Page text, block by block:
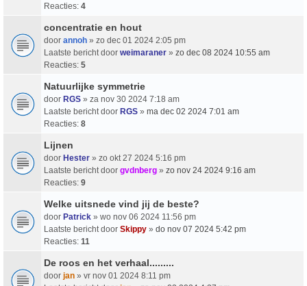
Reacties: 4
concentratie en hout
door annoh » zo dec 01 2024 2:05 pm
Laatste bericht door weimaraner » zo dec 08 2024 10:55 am
Reacties: 5
Natuurlijke symmetrie
door RGS » za nov 30 2024 7:18 am
Laatste bericht door RGS » ma dec 02 2024 7:01 am
Reacties: 8
Lijnen
door Hester » zo okt 27 2024 5:16 pm
Laatste bericht door gvdnberg » zo nov 24 2024 9:16 am
Reacties: 9
Welke uitsnede vind jij de beste?
door Patrick » wo nov 06 2024 11:56 pm
Laatste bericht door Skippy » do nov 07 2024 5:42 pm
Reacties: 11
De roos en het verhaal.........
door jan » vr nov 01 2024 8:11 pm